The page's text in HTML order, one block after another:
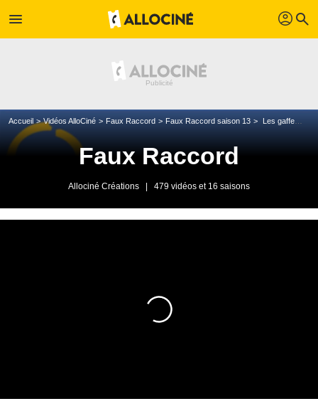
menu profil search
Accueil Vidéos AlloCiné Faux Raccord Faux Raccord saison 13 Les gaffes et erreurs de Spider-Man No Way Home
Faux Raccord
Allociné Créations 479 vidéos et 16 saisons